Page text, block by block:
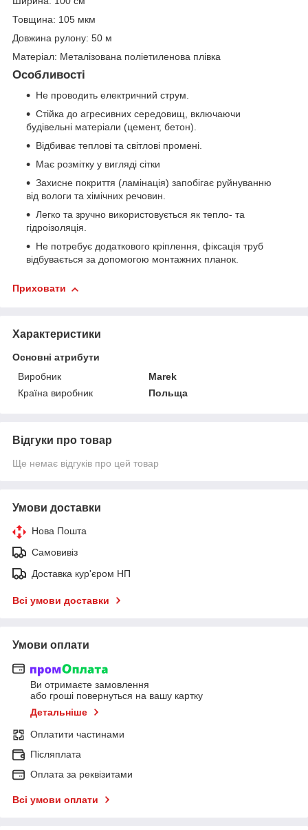
Товщина: 105 мкм
Довжина рулону: 50 м
Матеріал: Металізована поліетиленова плівка
Особливості
Не проводить електричний струм.
Стійка до агресивних середовищ, включаючи
будівельні матеріали (цемент, бетон).
Відбиває теплові та світлові промені.
Має розмітку у вигляді сітки
Захисне покриття (ламінація) запобігає руйнуванню
від вологи та хімічних речовин.
Легко та зручно використовується як тепло- та
гідроізоляція.
Не потребує додаткового кріплення, фіксація труб
відбувається за допомогою монтажних планок.
Приховати
Характеристики
Основні атрибути
Виробник
Marek
Країна виробник
Польща
Відгуки про товар
Ще немає відгуків про цей товар
Умови доставки
Нова Пошта
Самовивіз
Доставка кур'єром НП
Всі умови доставки
Умови оплати
Ви отримаєте замовлення
або гроші повернуться на вашу картку
Детальніше
Оплатити частинами
Післяплата
Оплата за реквізитами
Всі умови оплати